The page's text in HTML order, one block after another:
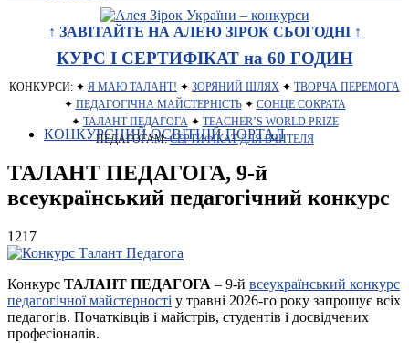
↑ ЗАВІТАЙТЕ НА АЛЕЮ ЗІРОК СЬОГОДНІ ↑
КУРС І СЕРТИФІКАТ на 60 ГОДИН
КОНКУРСИ: ✦ Я МАЮ ТАЛАНТ! ✦ ЗОРЯНИЙ ШЛЯХ ✦ ТВОРЧА ПЕРЕМОГА
✦ ПЕДАГОГІЧНА МАЙСТЕРНІСТЬ✦ СОНЦЕ СОКРАТА
✦ ТАЛАНТ ПЕДАГОГА✦ TEACHER’S WORLD PRIZE
ПЕДАГОГАМ:СЕРТИФІКАТ ДЛЯ ВЧИТЕЛЯ
КОНКУРСНИЙ ОСВІТНІЙ ПОРТАЛ
ТАЛАНТ ПЕДАГОГА, 9-й
всеукраїнський педагогічний конкурс
1217
Конкурс ТАЛАНТ ПЕДАГОГА – 9-й всеукраїнський конкурс
педагогічної майстерності у травні 2026-го року запрошує всіх
педагогів. Початківців і майстрів, студентів і досвідчених
професіоналів.